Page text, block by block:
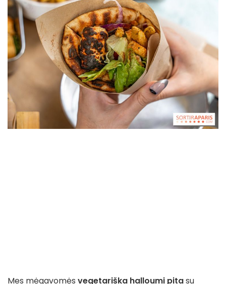
Mes mėgavomės vegetariška halloumi pitasu